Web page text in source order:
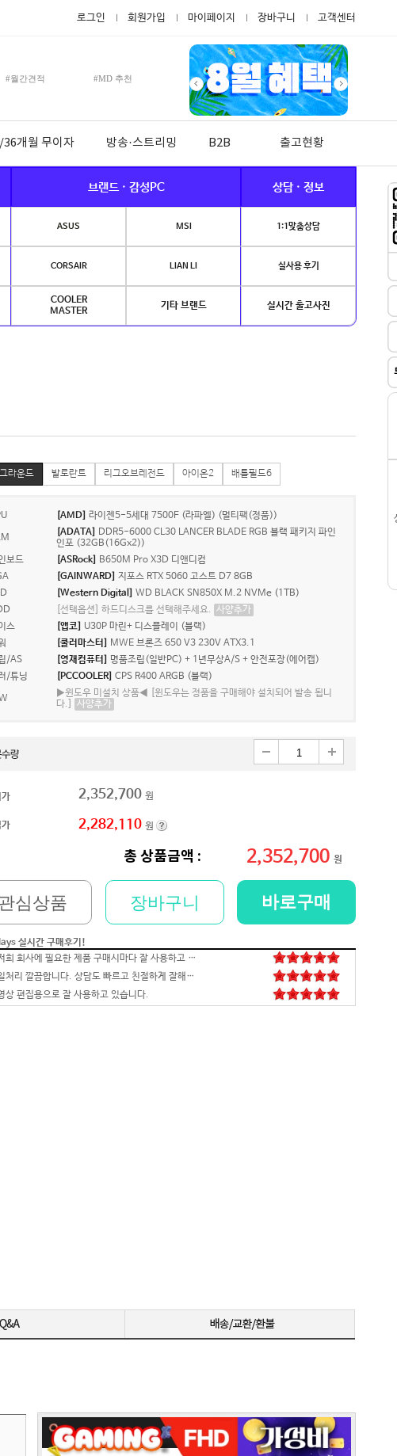
로그인 회원가입 마이페이지 장바구니 고객센터
#월간견적 #MD 추천
36개월 무이자 방송·스트리밍 B2B 출고현황
브랜드 · 감성PC 상담 · 정보
ASUS MSI 1:1맞춤상담
CORSAIR LIAN LI 실사용 후기
COOLER
MASTER
기타 브랜드 실시간 출고사진
라운드 발로란트 리그오브레전드 아이온2 배틀필드6
[AMD] 라이젠5-5세대 7500F (라파엘) (멀티팩(정품))
[ADATA]
DDR5-6000 CL30 LANCER BLADE RGB 블랙 패키지 파인
인포 (32GB(16Gx2))
보드
[ASRock] B650M Pro X3D 디앤디컴
[GAINWARD] 지포스 RTX 5060 고스트 D7 8GB
[Western Digital] WD BLACK SN850X M.2 NVMe (1TB)
[선택옵션] 하드디스크를 선택해주세요. 사양추가
스
[앱코]
U30P 마린+ 디스플레이 (블랙)
[쿨러마스터]
MWE 브론즈 650 V3 230V ATX3.1
/AS
[영재컴퓨터]
명품조립(일반PC) + 1년무상A/S + 안전포장(에어캡)
/튜닝
[PCCOOLER] CPS R400 ARGB (블랙)
▶윈도우 미설치 상품◀ [윈도우는 정품을 구매해야 설치되어 발송 됩니
다.]
사양추가
2,352,700 원
2,282,110 원
총 상품금액 : 2,352,700 원
심상품 장바구니 바로구매
실시간 구매후기!
배송,포장 완벽하고 컴 잘 받았습니다.세팅후 컴퓨터 사양대로 잘 되네요. 감사합니다. 발열,소리 1도 없는거 실화임 ㅋㅋㅋ
영롱하고 아름답습니다. 타건감도 좋습니다. 미스터리 박스랑 마우스만 사면 돼겠네요